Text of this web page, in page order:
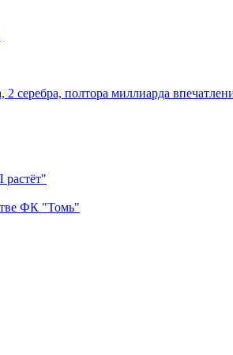
серебра, полтора миллиарда
ФК "Томь"